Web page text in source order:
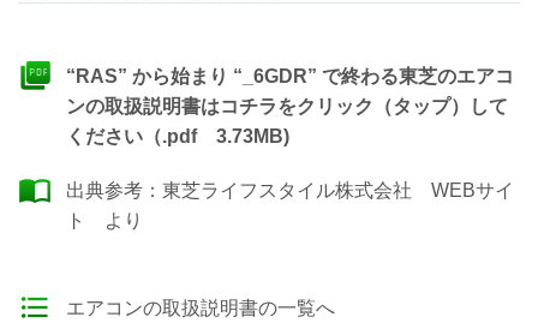
“RAS” から始まり “_6GDR” で終わる東芝のエアコ
ンの取扱説明書はコチラをクリック（タップ）して
ください（.pdf 3.73MB)
出典参考： 東芝ライフスタイル株式会社 WEBサイ
ト
より
エアコンの取扱説明書の一覧へ